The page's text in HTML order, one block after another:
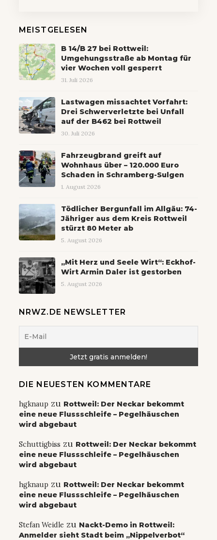
MEISTGELESEN
B 14/B 27 bei Rottweil:
Umgehungsstraße ab Montag für
vier Wochen voll gesperrt
31. Juli 2026
Lastwagen missachtet Vorfahrt:
Drei Schwerverletzte bei Unfall
auf der B462 bei Rottweil
30. Juli 2026
Fahrzeugbrand greift auf
Wohnhaus über – 120.000 Euro
Schaden in Schramberg-Sulgen
1. August 2026
Tödlicher Bergunfall im Allgäu: 74-
Jähriger aus dem Kreis Rottweil
stürzt 80 Meter ab
5. August 2026
„Mit Herz und Seele Wirt“: Eckhof-
Wirt Armin Daler ist gestorben
5. August 2026
NRWZ.DE NEWSLETTER
DIE NEUESTEN KOMMENTARE
hgknaup zu Rottweil: Der Neckar bekommt
eine neue Flussschleife – Pegelhäuschen
wird abgebaut
Schuttigbiss zu Rottweil: Der Neckar bekommt
eine neue Flussschleife – Pegelhäuschen
wird abgebaut
hgknaup zu Rottweil: Der Neckar bekommt
eine neue Flussschleife – Pegelhäuschen
wird abgebaut
Stefan Weidle zu Nackt-Demo in Rottweil:
Anmelder sieht Stadt beim „Nippelverbot“